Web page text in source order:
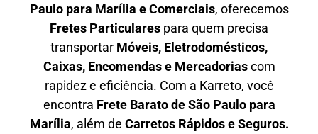
Paulo para Marília e Comerciais, oferecemos
Fretes Particulares para quem precisa
transportar Móveis, Eletrodomésticos,
Caixas, Encomendas e Mercadoriascom
rapidez e eficiência. Com a Karreto, você
encontra Frete Baratode São Paulo para
Marília, além de Carretos Rápidos e Seguros.